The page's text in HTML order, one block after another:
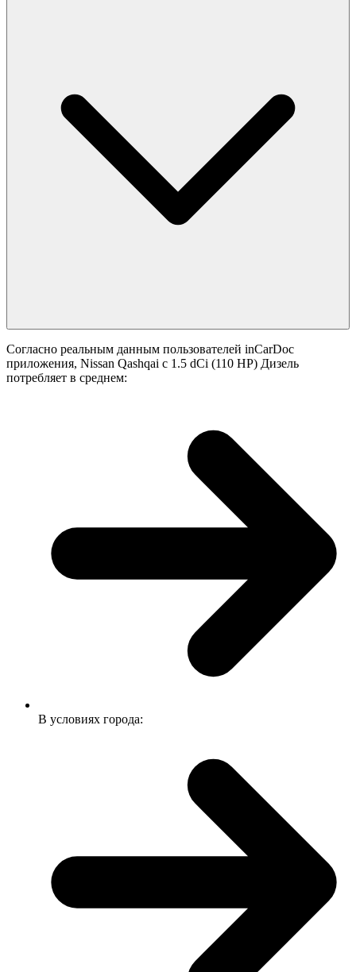
Согласно реальным данным пользователей inCarDoc
приложения, Nissan Qashqai с 1.5 dCi (110 HP) Дизель
потребляет в среднем:
В условиях города: